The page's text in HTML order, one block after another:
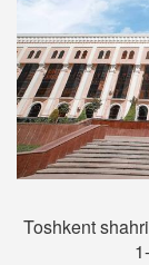
Toshkent